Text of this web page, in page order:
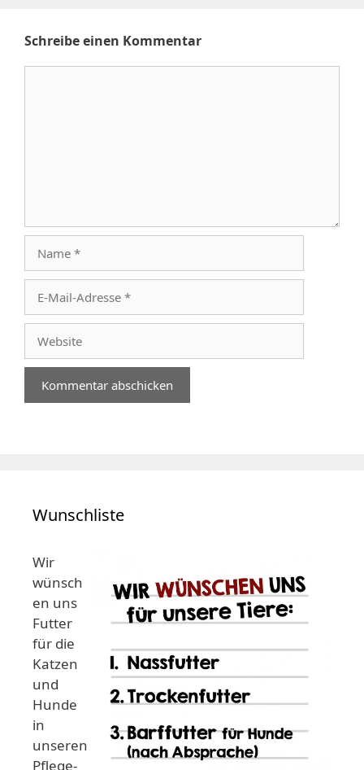
Schreibe einen Kommentar
Mail-
Adresse
Wunschliste
Wir
wünsch
en uns
Futter
für die
Katzen
und
Hunde
in
unseren
Pflege-